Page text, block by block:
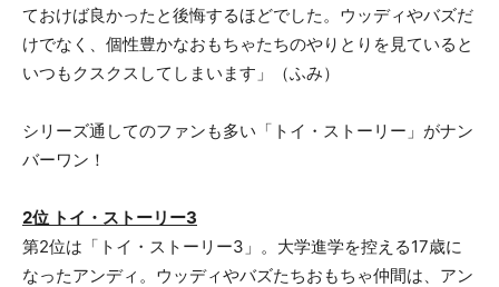
ておけば良かったと後悔するほどでした。ウッディやバズだ
けでなく、個性豊かなおもちゃたちのやりとりを見ていると
いつもクスクスしてしまいます」（ふみ）
シリーズ通してのファンも多い「トイ・ストーリー」がナン
バーワン！
2位 トイ・ストーリー3
第2位は「トイ・ストーリー3」。大学進学を控える17歳に
なったアンディ。ウッディやバズたちおもちゃ仲間は、アン